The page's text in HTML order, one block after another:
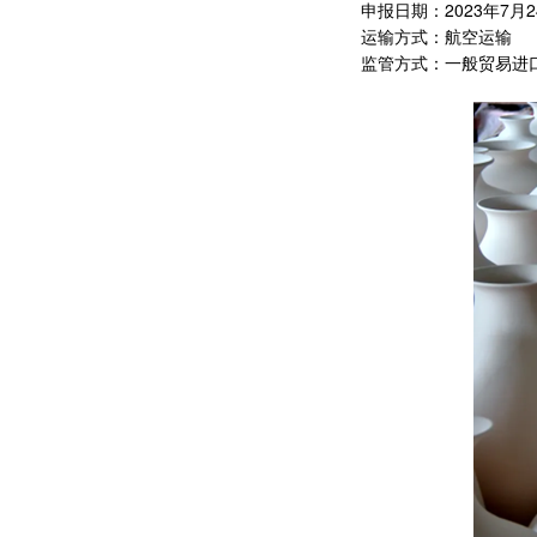
申报日期：2023年7月
运输方式：航空运输
监管方式：一般贸易进